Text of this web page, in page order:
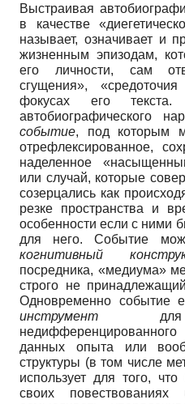
Выстраивая
в качестве
называет, означивает и
жизненным эпизодам,
его личности, сам
сгущения»,
фокусах его текста.
автобиографического
событие, под которым
отрефлексированное,
наделенное
или случай, которые
созерцались как
резке пространства и
особенности если с ними
для него. Событие
когнитивный
посредника, «медиума»
строго не
Одновременно событие
инструмент для
данных опыта или
структуры (в том числе
использует для того,
своих